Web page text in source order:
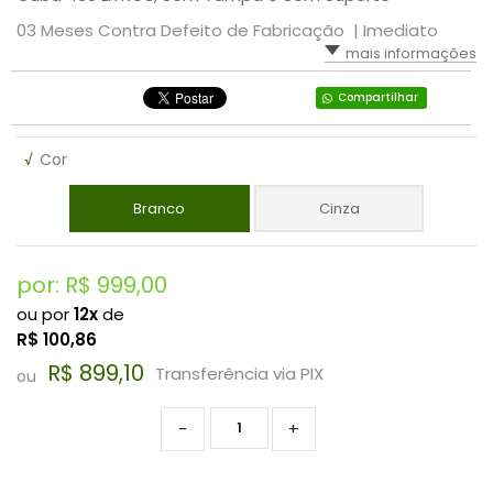
DESINFETANTE UP PRO
LAVANDERIA
SABONETE LIQUIDO
USO GERAL
VASSOURA
LIXEIRA SEM TAMPA
SUPORTE PARA COPO DESCARTÁVEL
03 Meses Contra Defeito de Fabricação | Imediato
mais informações
Compartilhar
√ Cor
Branco Cinza
por: R$ 999,00
ou por12xde
R$ 100,86
ou R$ 899,10 Transferência via PIX
+
-